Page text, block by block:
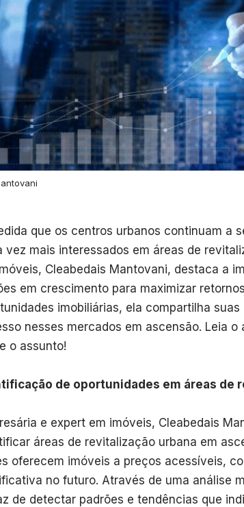
que os centros urbanos continuam a
vez mais interessados em áreas de
Cleabedais Mantovani, destaca a
em crescimento para maximizar
imobiliárias, ela compartilha
nesses mercados em ascensão. Leia
o assunto!
de oportunidades em áreas de
e expert em imóveis, Cleabedais
áreas de revitalização urbana em
oferecem imóveis a preços acessíveis,
no futuro. Através de uma análise
de detectar padrões e tendências que